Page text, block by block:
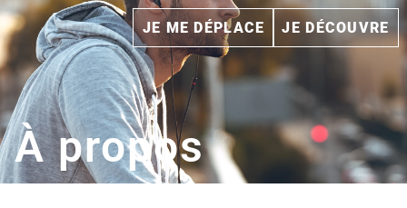
JE ME DÉPLACE JE DÉCOUVRE
À propos